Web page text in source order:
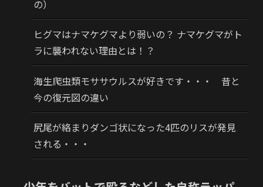
の）
ヒグマはナマケグマより弱いの？ ナマケグマがト
ラに襲われない理由とは！？
海生爬虫類モササウルスが好きです・・・ 昔と
今の復元図の違い
尻尾が絡まりダンゴ状になった4匹のリスが発見
される・・・